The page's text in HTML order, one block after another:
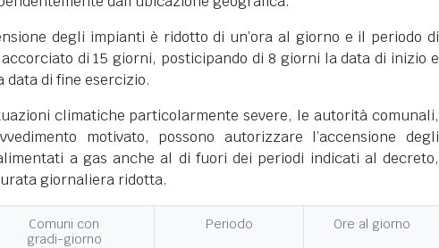
degli impianti è ridotto di un’ora al giorno e il periodo di
di 15 giorni, posticipando di 8 giorni la data di inizio e
data di fine esercizio.
climatiche particolarmente severe, le autorità comunali,
motivato, possono autorizzare l’accensione degli
a gas anche al di fuori dei periodi indicati al decreto,
giornaliera ridotta.
Comuni con
gradi-giorno
Periodo Ore al giorno